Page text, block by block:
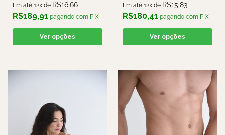
Em até 12x de R$16,66
R$189,91 pagando com PIX
Ver opções
Em até 12x de R$15,83
R$180,41 pagando com PIX
Ver opções